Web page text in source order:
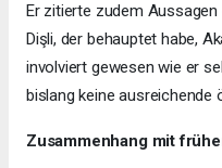
Er zitierte zudem
Dişli, der behauptet habe,
involviert gewesen wie er
bislang keine
Zusammenhang mit